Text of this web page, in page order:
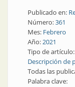
Publicado en:
Número:361
Mes: Febrero
Año:2021
Tipo de artículo:
Descripción de
Todas las
Palabra clave: